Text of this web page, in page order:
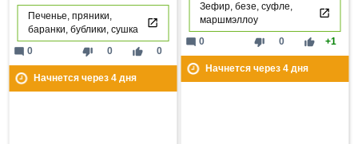
Зефир, безе, суфле,
маршмэллоу
thumb_down 0 thumb_up +1
mode_comment 0
Начнется через 4дня
Печенье, пряники,
баранки, бублики, сушка
thumb_down 0 thumb_up 0
mode_comment 0
Начнется через 4дня